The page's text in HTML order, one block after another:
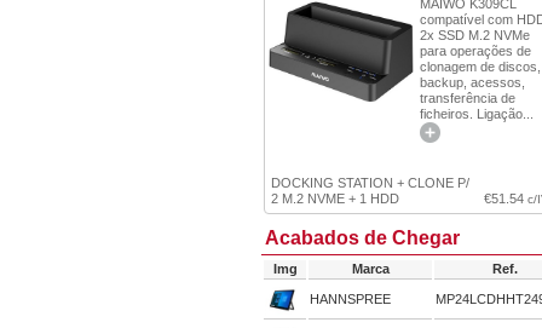
MAIWO K309CL
compatível com
2x SSD M.2 NVMe
para operações de
clonagem de discos,
backup, acessos,
transferência de
ficheiros. Ligação...
DOCKING STATION + CLONE P/
2 M.2 NVME + 1 HDD
€51.54 c/
Acabados de Chegar
Img Marca Ref.
HANNSPREE